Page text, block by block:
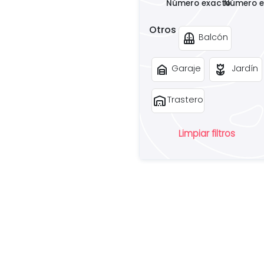
Número exactoNúmero
Otros
balcony Balcón
garage_home Garaje deceased Jardín
warehouseTrastero
Limpiar filtros